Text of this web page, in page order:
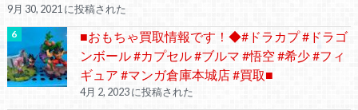
9月 30, 2021 に投稿された
■おもちゃ買取情報です！◆#ドラカプ #ドラゴ
ンボール #カプセル #ブルマ #悟空 #希少 #フィ
ギュア #マンガ倉庫本城店 #買取■
4月 2, 2023 に投稿された